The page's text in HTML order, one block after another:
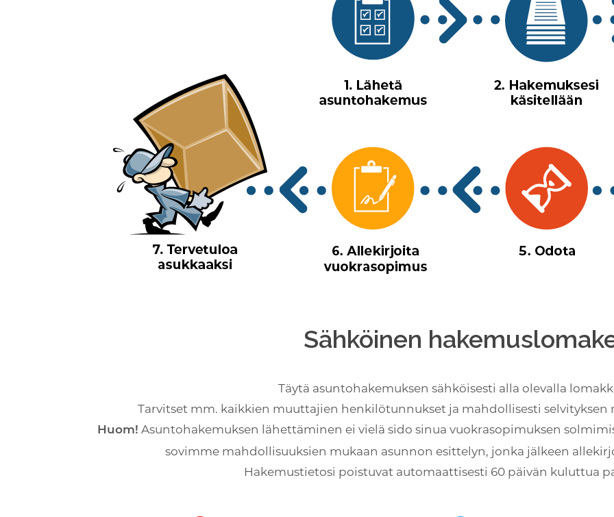
Sähköinen
Täytä asuntohakemuksen sähköisesti alla olevalla
Tarvitset mm. kaikkien muuttajien henkilötunnukset ja mahdollisesti
Huom! Asuntohakemuksen lähettäminen ei vielä sido sinua vuokrasopimuksen
sovimme mahdollisuuksien mukaan asunnon esittelyn, jonka jälkeen
Hakemustietosi poistuvat automaattisesti 60 päivän kuluttua